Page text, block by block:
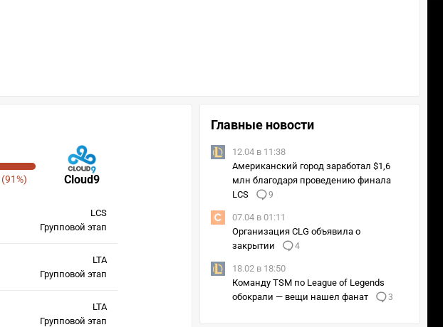
Cloud9
LCS
Групповой этап
LTA
Групповой этап
LTA
Групповой этап
Главные новости
12.04 в 11:38
Американский город заработал $1,6
млн благодаря проведению финала
LCS
9
07.04 в 01:11
Организация CLG объявила о
закрытии
4
18.02 в 18:50
Команду TSM по League of Legends
обокрали — вещи нашел фанат
3